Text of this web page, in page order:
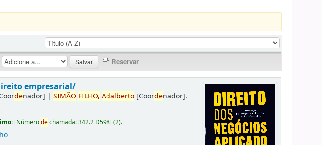
empresarial/
denador] |SIMÃO FILHO, Adalberto [Coordenador].
[Númerodechamada:342.2 D598](2).